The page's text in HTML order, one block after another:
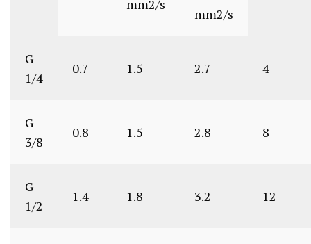
mm2/s
mm2/s
G
1/4
0.7 1.5 2.7 4
G
3/8
0.8 1.5 2.8 8
G
1/2
1.4 1.8 3.2 12